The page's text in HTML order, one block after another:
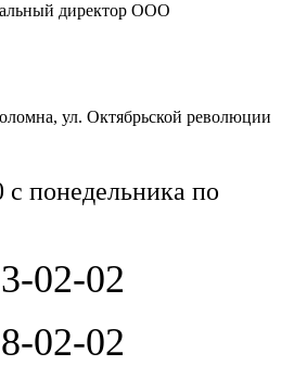
директор ООО
ул. Октябрьской революции
с понедельника по
02-02
02-02